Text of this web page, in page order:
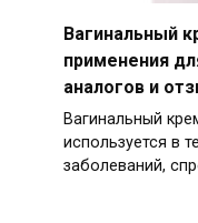
Вагинальный
применения
аналогов и
Вагинальный
используется в
заболеваний,